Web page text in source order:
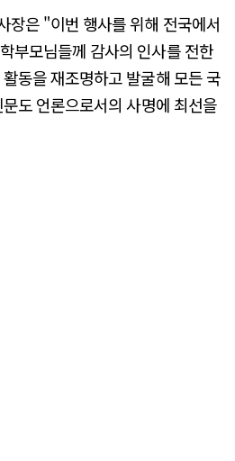
장은 "이번 행사를 위해 전국에서
부모님들께 감사의 인사를 전한
동을 재조명하고 발굴해 모든 국
도 언론으로서의 사명에 최선을